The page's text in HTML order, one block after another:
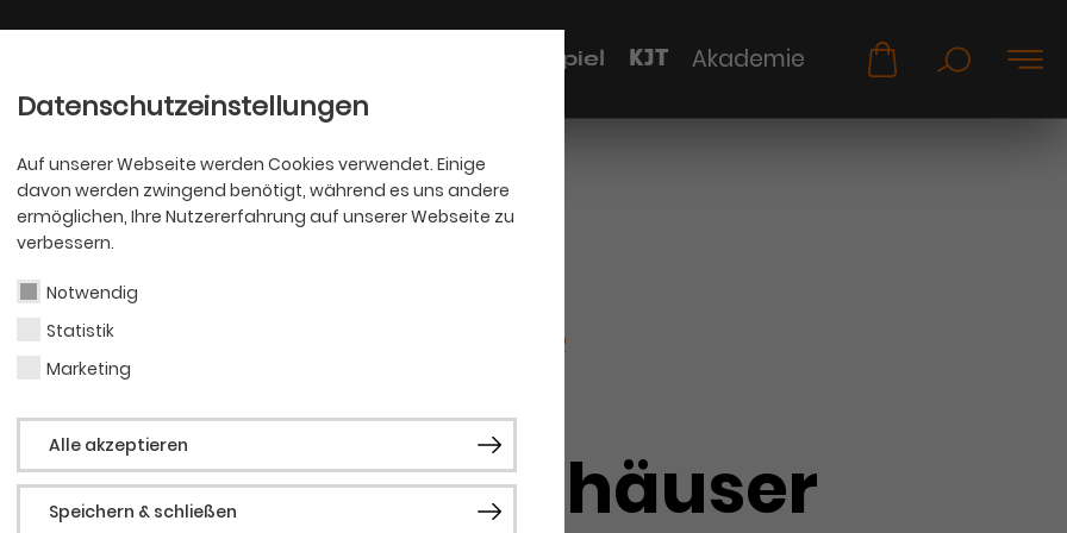
Datenschutzeinstellungen
Auf unserer Webseite werden Cookies verwendet. Einige
davon werden zwingend benötigt, während es uns andere
ermöglichen, Ihre Nutzererfahrung auf unserer Webseite zu
verbessern.
Notwendig
Statistik
Marketing
Alle akzeptieren
Speichern & schließen
Schauspiel KJT Akademie
PHILHARMONIKER
Carl
Bruchhäuser